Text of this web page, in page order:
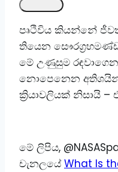
පෘථිවිය කියන්නේ
තියෙන
මේ උණුසුම
නොපෙනෙන
ක්‍රියාවලියක් නිසායි –
මේ ලිපිය,
චැනලයේ What Is